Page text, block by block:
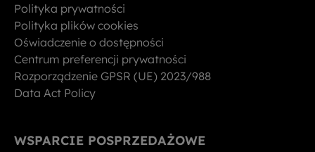
Polityka prywatności
Polityka plików cookies
Oświadczenie o dostępności
Centrum preferencji prywatności
Rozporządzenie GPSR (UE) 2023/988
Data Act Policy
WSPARCIE POSPRZEDAŻOWE